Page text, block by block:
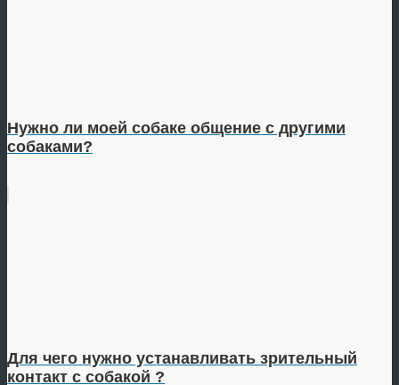
Нужно ли моей собаке общение с другими
собаками?
Для чего нужно устанавливать зрительный
контакт с собакой ?